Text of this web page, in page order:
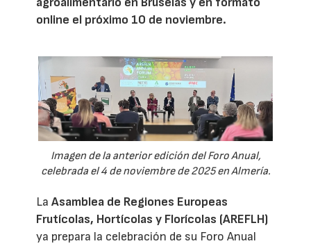
online el próximo 10 de noviembre.
Imagen de la anterior edición del Foro Anual,
celebrada el 4 de noviembre de 2025 en Almería.
LaAsamblea de Regiones Europeas
Frutícolas, Hortícolas y Florícolas (AREFLH)
ya prepara la celebración de su Foro Anual